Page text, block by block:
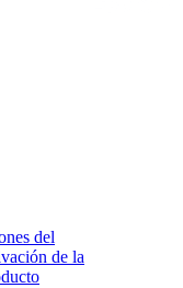
del
de la